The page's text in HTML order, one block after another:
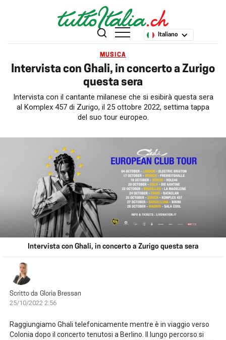
Italiano
MUSICA
Intervista con Ghali, in concerto a Zurigo
questa sera
Intervista con il cantante milanese che si esibirà questa sera
al Komplex 457 di Zurigo, il 25 ottobre 2022, settima tappa
del suo tour europeo.
Intervista con Ghali, in concerto a Zurigo questa sera
Scritto da Gloria Bressan
25/10/2022 2:56
Raggiungiamo Ghali telefonicamente mentre è in viaggio verso
Colonia dopo il concerto tenutosi a Berlino. Il lungo percorso si